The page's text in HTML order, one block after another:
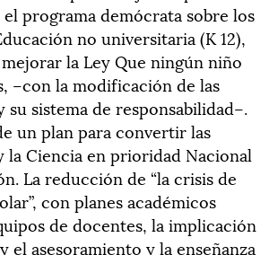
programa demócrata sobre los
no universitaria (K 12),
la Ley Que ningún niño
–con la modificación de las
su sistema de responsabilidad–.
un plan para convertir las
la Ciencia en prioridad Nacional
La reducción de “la crisis de
con planes académicos
de docentes, la implicación
el asesoramiento y la enseñanza